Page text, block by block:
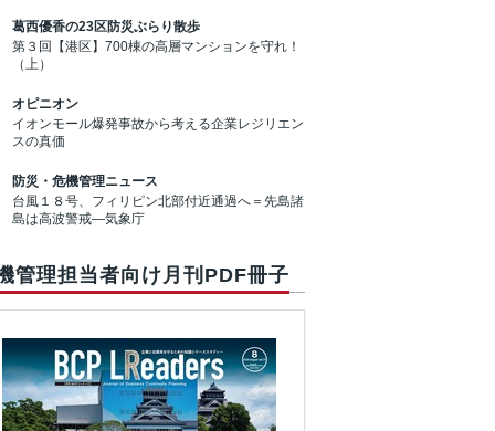
葛西優香の23区防災ぶらり散歩
第３回【港区】700棟の高層マンションを守れ！
（上）
オピニオン
イオンモール爆発事故から考える企業レジリエン
スの真価
防災・危機管理ニュース
台風１８号、フィリピン北部付近通過へ＝先島諸
島は高波警戒―気象庁
管理担当者向け月刊PDF冊子